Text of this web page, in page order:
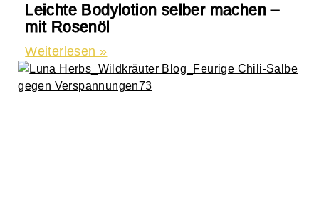
Leichte Bodylotion selber machen –
mit Rosenöl
Weiterlesen »